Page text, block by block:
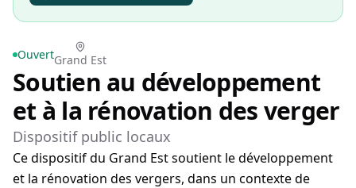
OuvertGrand Est
Soutien au développement
et à la rénovation des verger
Dispositif public locaux
Ce dispositif du Grand Est soutient le développement
et la rénovation des vergers, dans un contexte de